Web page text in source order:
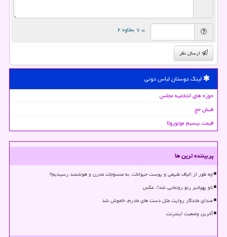
= ۷ بعلاوه ۲
ارسال نظر
لینک دوستان لباس دونی
حوزه های انتخابیه مجلس
فیش حج
قیمت بیسیم موتورولا
پربیننده ترین ها
چه طور از الیاف طبیعی و پوست حیوانات، به منسوجات مدرن و هوشمند رسیدیم؟
ناو پهپادبر رنو رونمایی شد!، عکس
صدای ماندگار روایت مثل دست های مادرم، خاموش شد
آخرین وضعیت اینترنت